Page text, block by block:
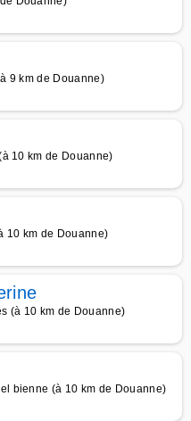
9 km de Douanne)
10 km de Douanne)
10 km de Douanne)
(à 10 km de Douanne)
bienne (à 10 km de Douanne)